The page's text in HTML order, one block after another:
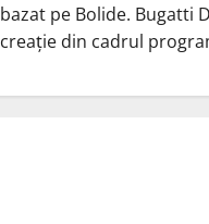
bazat pe Bolide. Bugatti
creație din cadrul